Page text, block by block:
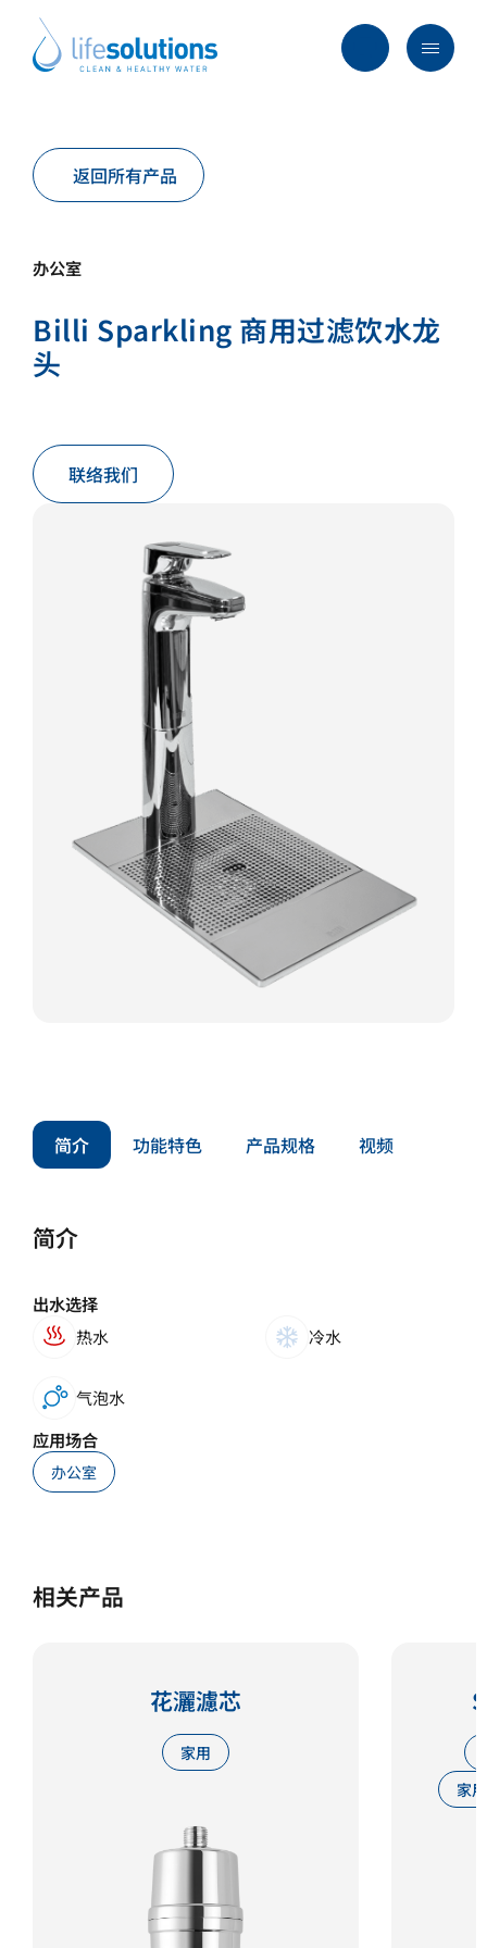
content
港
Menu
行业及方案
主要服务
过往项目
最新资讯
关于我们
返回所有产品
办公室
Billi Sparkling 商用过滤饮水龙
头
联络我们
简介 功能特色 产品规格 视频
简介
出水选择
热水 冷水
气泡水
应用场合
办公室
相关产品
花灑濾芯
家用
家用